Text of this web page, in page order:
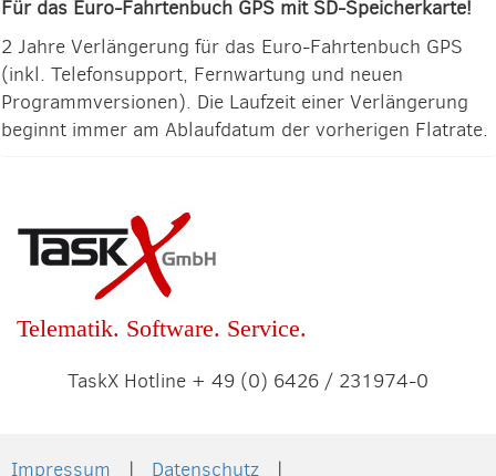
Für das Euro-Fahrtenbuch GPS mit SD-Speicherkarte!
2 Jahre Verlängerung für das Euro-Fahrtenbuch GPS
(inkl. Telefonsupport, Fernwartung und neuen
Programmversionen). Die Laufzeit einer Verlängerung
beginnt immer am Ablaufdatum der vorherigen Flatrate.
Telematik. Software. Service.
TaskX Hotline + 49 (0) 6426 / 231974-0
Impressum Datenschutz